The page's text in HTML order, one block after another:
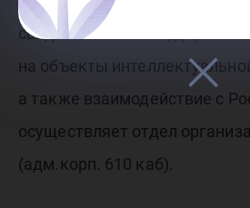
свидетельств о
на объекты
а также взаимодействие с
осуществляет отдел
(адм.корп. 610 каб).